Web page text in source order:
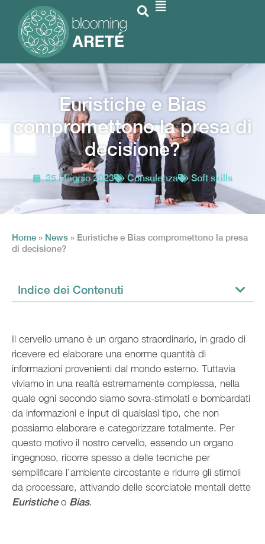
Euristiche e Bias
compromettono la presa di
decisione?
25 Maggio 2023 Consulenza Soft skills
Home » News » Euristiche e Bias compromettono la presa
di decisione?
Indice dei Contenuti
Il cervello umano è un organo straordinario, in grado di
ricevere ed elaborare una enorme quantità di
informazioni provenienti dal mondo esterno. Tuttavia
viviamo in una realtà estremamente complessa, nella
quale ogni secondo siamo sovra-stimolati e bombardati
da informazioni e input di qualsiasi tipo, che non
possiamo elaborare e categorizzare totalmente. Per
questo motivo il nostro cervello, essendo un organo
ingegnoso, ricorre spesso a delle tecniche per
semplificare l’ambiente circostante e ridurre gli stimoli
da processare, attivando delle scorciatoie mentali dette
Euristicheo Bias.